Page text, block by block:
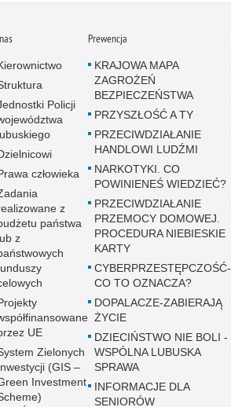
Policji
człowieka
z
państwa
z
UE
Zielonych
(GIS –
Investment
Prewencja
KRAJOWA MAPA
ZAGROŻEŃ
BEZPIECZEŃSTWA
PRZYSZŁOŚĆ A TY
PRZECIWDZIAŁANIE
HANDLOWI LUDŹMI
NARKOTYKI. CO
POWINIENEŚ WIEDZIEĆ?
PRZECIWDZIAŁANIE
PRZEMOCY DOMOWEJ.
PROCEDURA NIEBIESKIE
KARTY
CYBERPRZESTĘPCZOŚĆ-
CO TO OZNACZA?
DOPALACZE-ZABIERAJĄ
ŻYCIE
DZIECIŃSTWO NIE BOLI -
WSPÓLNA LUBUSKA
SPRAWA
INFORMACJE DLA
SENIORÓW